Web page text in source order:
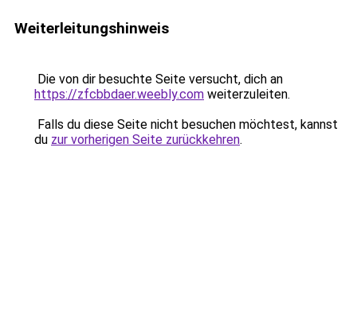
Weiterleitungshinweis
Die von dir besuchte Seite versucht, dich an
https://zfcbbdaer.weebly.com weiterzuleiten.
Falls du diese Seite nicht besuchen möchtest, kannst
du zur vorherigen Seite zurückkehren.